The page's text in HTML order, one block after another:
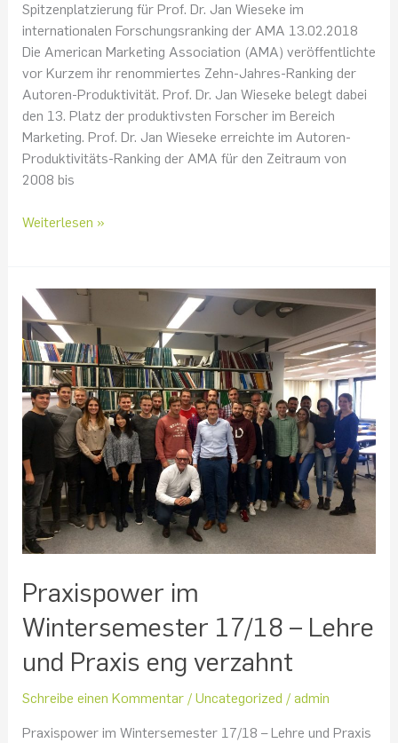
Spitzenplatzierung für Prof. Dr. Jan Wieseke im
internationalen Forschungsranking der AMA 13.02.2018
Die American Marketing Association (AMA) veröffentlichte
vor Kurzem ihr renommiertes Zehn-Jahres-Ranking der
Autoren-Produktivität. Prof. Dr. Jan Wieseke belegt dabei
den 13. Platz der produktivsten Forscher im Bereich
Marketing. Prof. Dr. Jan Wieseke erreichte im Autoren-
Produktivitäts-Ranking der AMA für den Zeitraum von
2008 bis
der
AMA
Weiterlesen »
Praxispower im
Wintersemester 17/18 – Lehre
und Praxis eng verzahnt
Schreibe einen Kommentar / Uncategorized / admin
Praxispower im Wintersemester 17/18 – Lehre und Praxis
Praxispower
im
Wintersemester
17/18
–
Lehre
Praxis
eng
verzahnt